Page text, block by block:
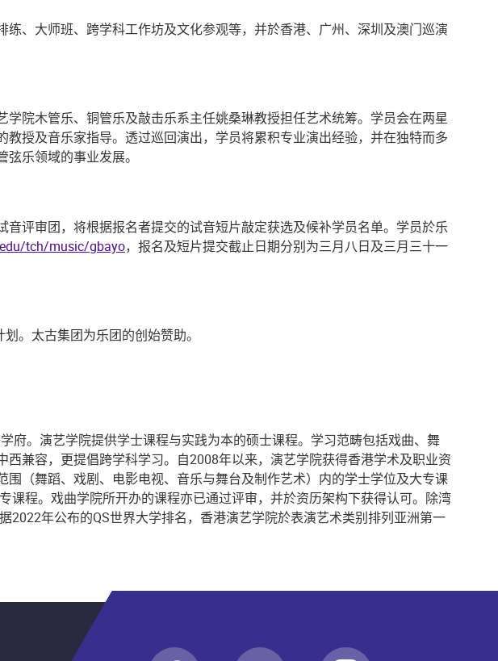
、大师班、跨学科工作坊及文化参观等，并於香港、广州、深圳及澳门巡演
院木管乐、铜管乐及敲击乐系主任姚桑琳教授担任艺术统筹。学员会在两星
授及音乐家指导。透过巡回演出，学员将累积专业演出经验，并在独特而多
乐领域的事业发展。
评审团，将根据报名者提交的试音短片敲定获选及候补学员名单。学员於乐
tch/music/gbayo，报名及短片提交截止日期分别为三月八日及三月三十一
。太古集团为乐团的创始赞助。
府。演艺学院提供学士课程与实践为本的硕士课程。学习范畴包括戏曲、舞
兼容，更提倡跨学科学习。自2008年以来，演艺学院获得香港学术及职业资
（舞蹈、戏剧、电影电视、音乐与舞台及制作艺术）内的学士学位及大专课
程。戏曲学院所开办的课程亦已通过评审，并於资历架构下获得认可。除湾
年公布的QS世界大学排名，香港演艺学院於表演艺术类别排列亚洲第一